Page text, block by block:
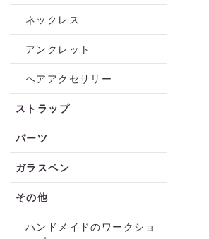
ネックレス
アンクレット
ヘアアクセサリー
ストラップ
パーツ
ガラスペン
その他
ハンドメイドのワークショ